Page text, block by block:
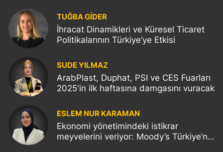
TUĞBA GİDER
İhracat Dinamikleri ve Küresel Ticaret
Politikalarının Türkiye’ye Etkisi
SUDE YILMAZ
ArabPlast, Duphat, PSI ve CES Fuarları
2025'in ilk haftasına damgasını vuracak
ESLEM NUR KARAMAN
Ekonomi yönetimindeki istikrar
meyvelerini veriyor: Moody’s Türkiye’nin